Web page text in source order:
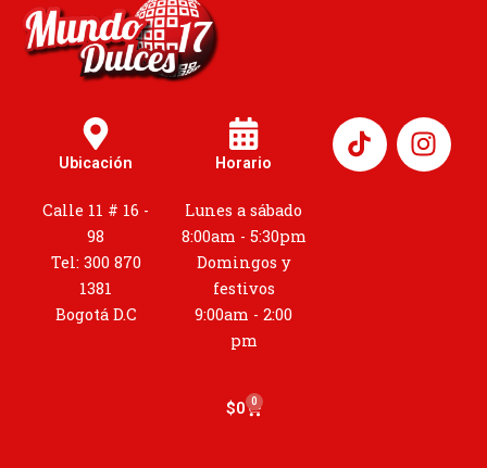
Ubicación
Calle 11 # 16 -
98
Tel: 300 870
1381
Bogotá D.C
Horario
Lunes a sábado
8:00am - 5:30pm
Domingos y
festivos
9:00am - 2:00
pm
I
n
s
$0 0
Cart